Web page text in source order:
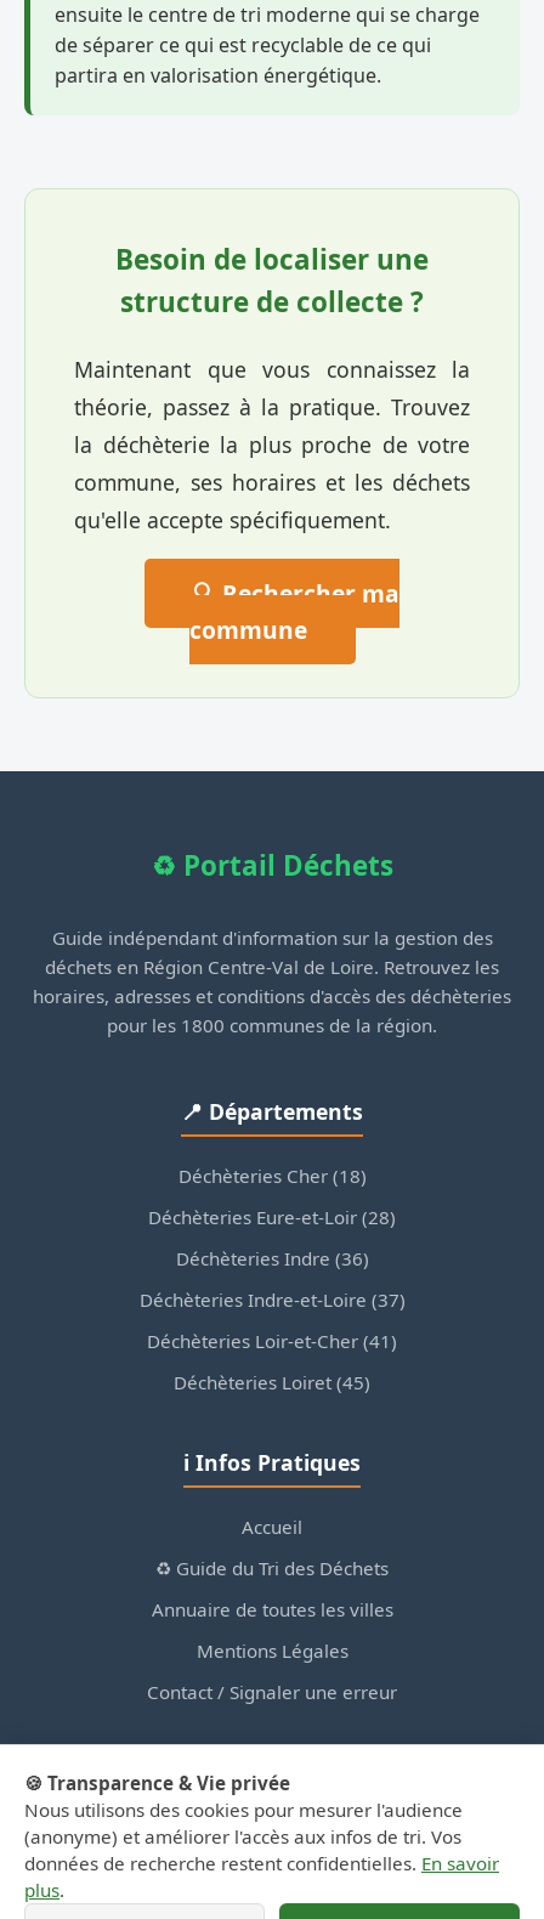
ensuite le centre de tri moderne qui se charge
de séparer ce qui est recyclable de ce qui
partira en valorisation énergétique.
Besoin de localiser une
structure de collecte ?
Maintenant que vous connaissez la
théorie, passez à la pratique. Trouvez
la déchèterie la plus proche de votre
commune, ses horaires et les déchets
qu'elle accepte spécifiquement.
🔍 Rechercher ma
commune
♻️ Portail Déchets
Guide indépendant d'information sur la gestion des
déchets en Région Centre-Val de Loire. Retrouvez les
horaires, adresses et conditions d'accès des déchèteries
pour les 1800 communes de la région.
📍 Départements
Déchèteries Cher (18)
Déchèteries Eure-et-Loir (28)
Déchèteries Indre (36)
Déchèteries Indre-et-Loire (37)
Déchèteries Loir-et-Cher (41)
Déchèteries Loiret (45)
ℹ️ Infos Pratiques
Accueil
♻️ Guide du Tri des Déchets
Annuaire de toutes les villes
Mentions Légales
Contact / Signaler une erreur
© 2026 PortailDesDechetsEnRegionCentre.fr — Site
d'information privé, non affilié aux collectivités.
🍪 Transparence & Vie privée
Nous utilisons des cookies pour mesurer l'audience
(anonyme) et améliorer l'accès aux infos de tri. Vos
données de recherche restent confidentielles. En savoir
plus.